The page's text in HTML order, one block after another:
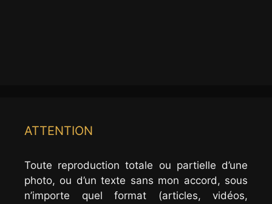
ATTENTION
Toute reproduction totale ou partielle d’une
photo, ou d’un texte sans mon accord, sous
n’importe quel format (articles, vidéos,